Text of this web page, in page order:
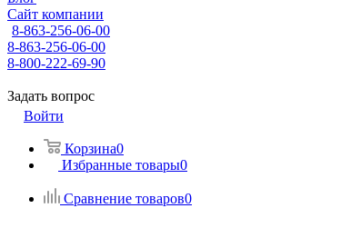
Сайт компании
8-863-256-06-00
8-863-256-06-00
8-800-222-69-90
Задать вопрос
Войти
Корзина0
Избранные товары0
Сравнение товаров0